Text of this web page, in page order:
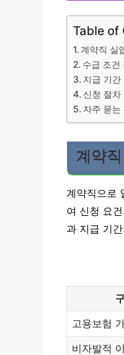
Table of
계약직 실
수급 조건
지급 기간
신청 절차
자주 묻는
계약
계약직으로
여 신청 요
과 지급 기
고용보험
비자발적